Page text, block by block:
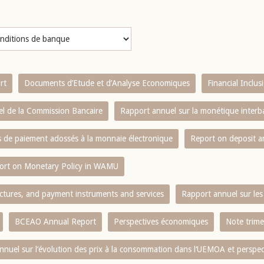
Documents d’Etude et d’Analyse Economiques Financial
de la Commission Bancaire Rapport annuel sur la monétique
paiement adossés à la monnaie électronique Report on deposit
on Monetary Policy in WAMU
and payment instruments and services Rapport annuel sur
BCEAO Annual Report Perspectives économiques Note
sur l‘évolution des prix à la consommation dans l‘UEMOA et